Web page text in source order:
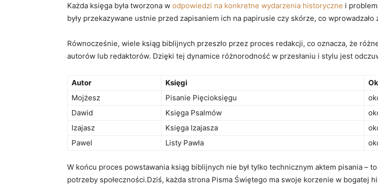
Każda księga była tworzona w odpowiedzi na konkretne wydarzenia historyczne i
były przekazywane ustnie przed zapisaniem ich na papirusie czy skórze, co
Równocześnie, wiele ksiąg biblijnych przeszło przez proces redakcji, co oznacza, że
autorów lub redaktorów. Dzięki tej dynamice różnorodność w przesłaniu i stylu jest
Autor Księgi
Mojżesz
Pisanie Pięcioksięgu
Dawid
Księga Psalmów
Izajasz
Księga Izajasza
Pawel
Listy Pawła
W końcu proces powstawania ksiąg biblijnych nie był tylko technicznym aktem pisania – to
potrzeby społeczności.Dziś, każda strona Pisma Świętego ma swoje korzenie w bogatej